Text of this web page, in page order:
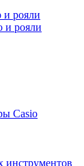
рояли
и рояли
Casio
инструментов